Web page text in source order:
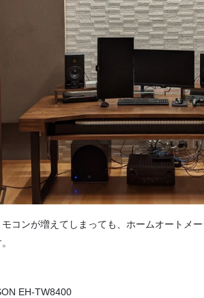
コンが増えてしまっても、ホームオートメ
EH-TW8400